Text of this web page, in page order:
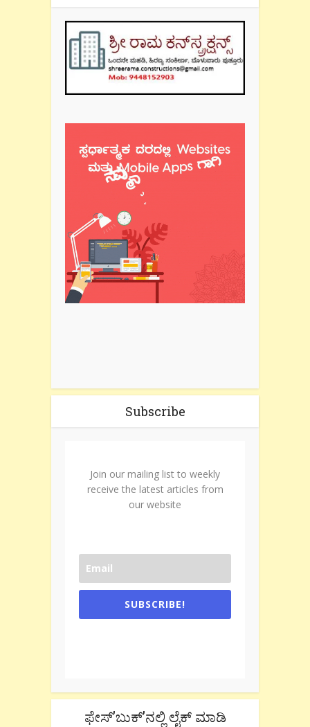
Subscribe
Join our mailing list to weekly
receive the latest articles from
our website
SUBSCRIBE!
ಫೇಸ್’ಬುಕ್’ನಲ್ಲಿ ಲೈಕ್ ಮಾಡಿ